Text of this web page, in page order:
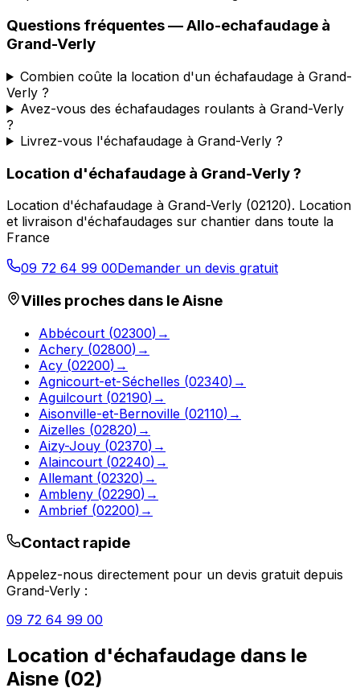
Questions fréquentes —Allo-echafaudage à
Grand-Verly
Combien coûte la location d'un échafaudage à Grand-
Verly ?
Avez-vous des échafaudages roulants à Grand-Verly
?
Livrez-vous l'échafaudage à Grand-Verly ?
Location d'échafaudage à Grand-Verly?
Location d'échafaudage à Grand-Verly (02120). Location
et livraison d'échafaudages sur chantier dans toute la
France
09 72 64 99 00Demander un devis gratuit
Villes proches dans leAisne
Abbécourt (02300) →
Achery (02800) →
Acy (02200) →
Agnicourt-et-Séchelles (02340) →
Aguilcourt (02190) →
Aisonville-et-Bernoville (02110) →
Aizelles (02820) →
Aizy-Jouy (02370) →
Alaincourt (02240) →
Allemant (02320) →
Ambleny (02290) →
Ambrief (02200) →
Contact rapide
Appelez-nous directement pour un devis gratuit depuis
Grand-Verly :
09 72 64 99 00
Location d'échafaudage dans le
Aisne (02)